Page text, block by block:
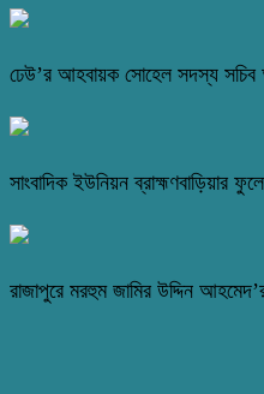
ঢেউ’র আহবায়ক সোহেল সদস্য
সাংবাদিক ইউনিয়ন ব্রাহ্মণবাড়িয়ার
রাজাপুরে মরহুম জামির উদ্দিন